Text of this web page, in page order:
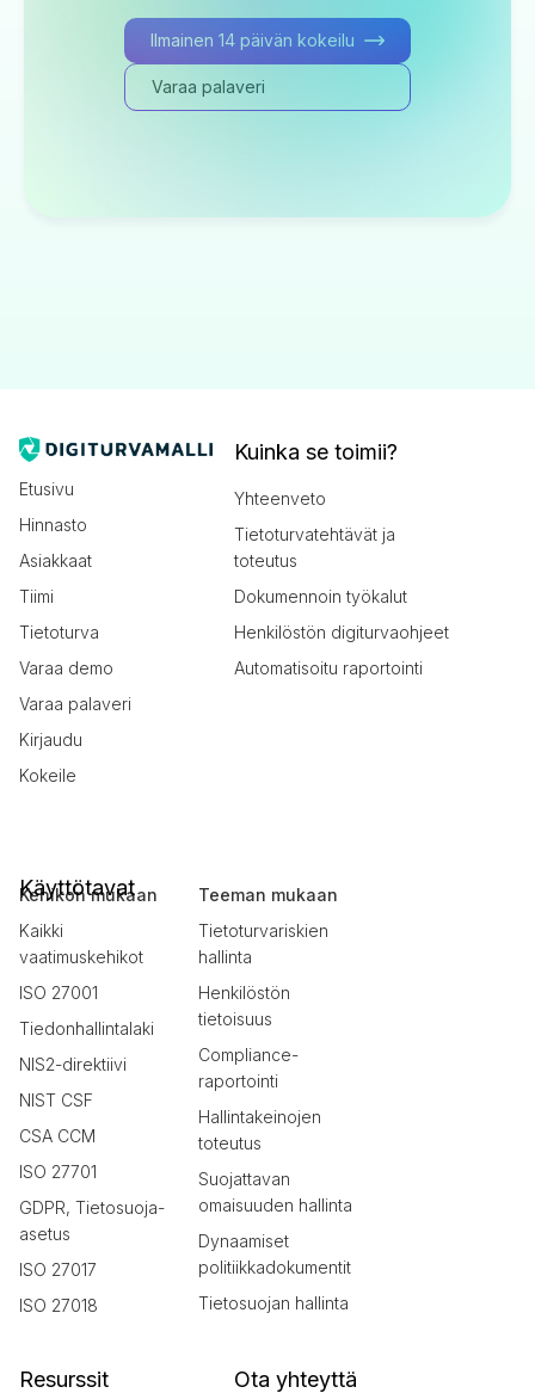
Ilmainen 14 päivän kokeilu
Varaa palaveri
Etusivu
Hinnasto
Asiakkaat
Tiimi
Tietoturva
Varaa demo
Varaa palaveri
Kirjaudu
Kokeile
Kuinka se toimii?
Yhteenveto
Tietoturvatehtävät ja
toteutus
Dokumennoin työkalut
Henkilöstön digiturvaohjeet
Automatisoitu raportointi
Käyttötavat
Kehikon mukaan
Kaikki
vaatimuskehikot
ISO 27001
Tiedonhallintalaki
NIS2-direktiivi
NIST CSF
CSA CCM
ISO 27701
GDPR, Tietosuoja-
asetus
ISO 27017
ISO 27018
Teeman mukaan
Tietoturvariskien
hallinta
Henkilöstön
tietoisuus
Compliance-
raportointi
Hallintakeinojen
toteutus
Suojattavan
omaisuuden hallinta
Dynaamiset
politiikkadokumentit
Tietosuojan hallinta
Resurssit Ota yhteyttä